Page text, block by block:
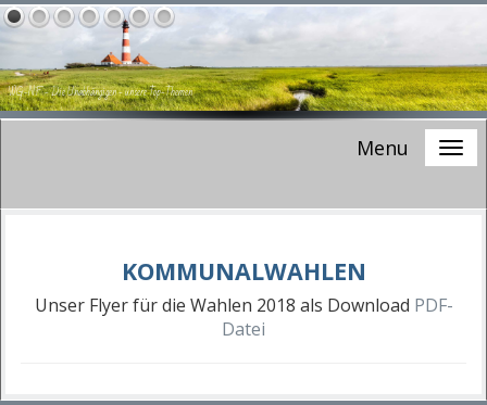
WG-NF - Die Unabhängigen -unsere Top-Themen
Menu
KOMMUNALWAHLEN
Unser Flyer für die Wahlen 2018 als Download PDF-
Datei